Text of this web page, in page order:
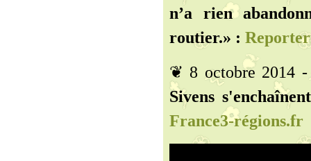
n’a rien
routier.» :
❦ 8 octobre 2014
Sivens
France3-régions.fr